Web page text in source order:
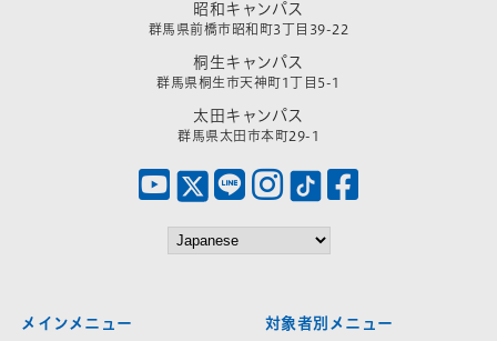
昭和キャンパス
群馬県前橋市昭和町3丁目39-22
桐生キャンパス
群馬県桐生市天神町1丁目5-1
太田キャンパス
群馬県太田市本町29-1
メインメニュー 対象者別メニュー